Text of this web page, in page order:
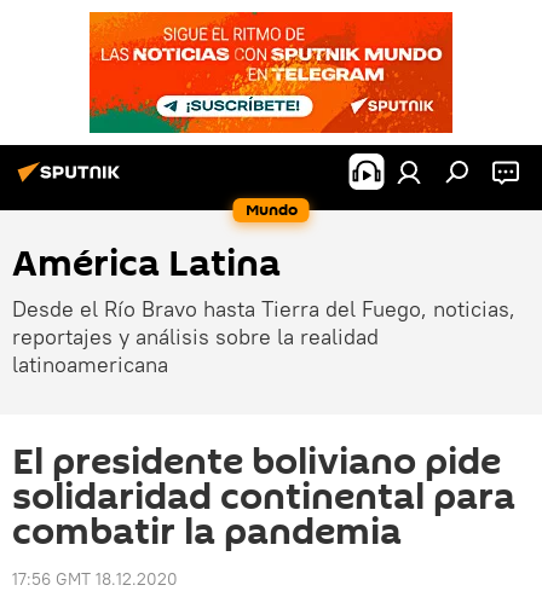
Mundo
América Latina
Desde el Río Bravo hasta Tierra del Fuego, noticias,
reportajes y análisis sobre la realidad
latinoamericana
El presidente boliviano pide
solidaridad continental para
combatir la pandemia
17:56 GMT 18.12.2020